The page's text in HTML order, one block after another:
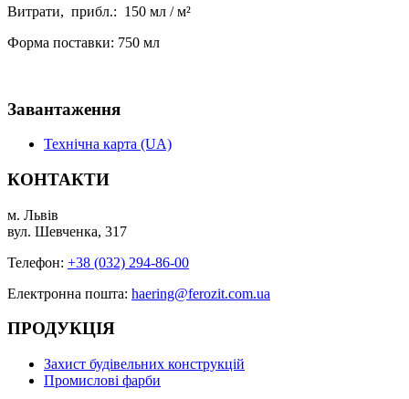
Витрати, прибл.: 150 мл / м²
Форма поставки: 750 мл
Завантаження
Технічна карта (UA)
КОНТАКТИ
м. Львів
вул. Шевченка, 317
Телефон: +38 (032) 294-86-00
Електронна пошта: haering@ferozit.com.ua
ПРОДУКЦІЯ
Захист будівельних конструкцій
Промислові фарби